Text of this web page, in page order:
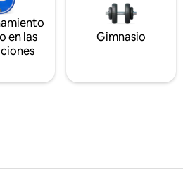
en las
Gimnasio